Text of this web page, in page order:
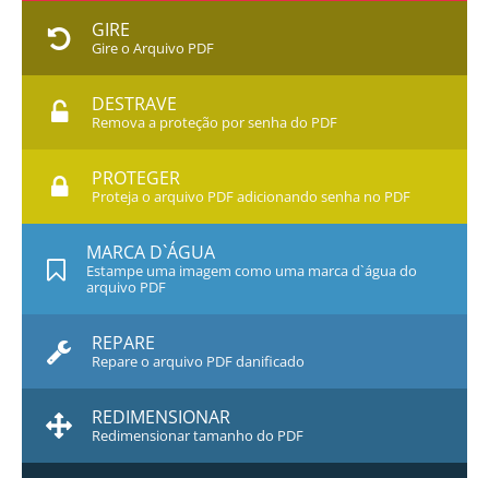
GIRE
Gire o Arquivo PDF
DESTRAVE
Remova a proteção por senha do PDF
PROTEGER
Proteja o arquivo PDF adicionando senha no PDF
MARCA D`ÁGUA
Estampe uma imagem como uma marca d`água do
arquivo PDF
REPARE
Repare o arquivo PDF danificado
REDIMENSIONAR
Redimensionar tamanho do PDF